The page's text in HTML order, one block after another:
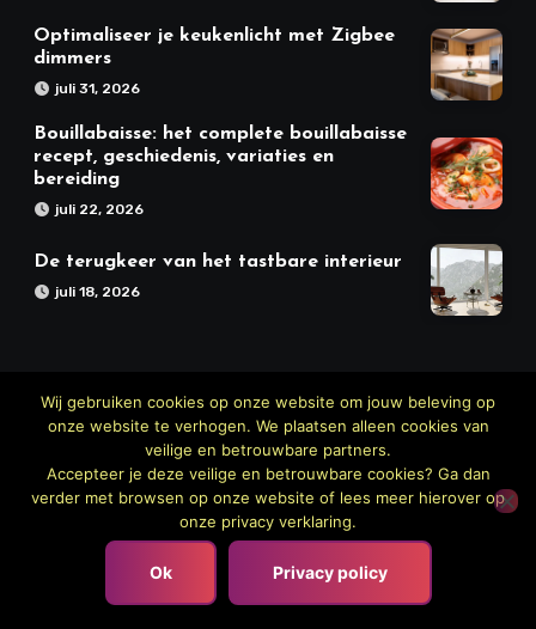
Optimaliseer je keukenlicht met Zigbee
dimmers
juli 31, 2026
Bouillabaisse: het complete bouillabaisse
recept, geschiedenis, variaties en
bereiding
juli 22, 2026
De terugkeer van het tastbare interieur
juli 18, 2026
Meer Keuken
Wij gebruiken cookies op onze website om jouw beleving op
onze website te verhogen. We plaatsen alleen cookies van
veilige en betrouwbare partners.
Accepteer je deze veilige en betrouwbare cookies? Ga dan
verder met browsen op onze website of lees meer hierover op
onze privacy verklaring.
Ok Privacy policy